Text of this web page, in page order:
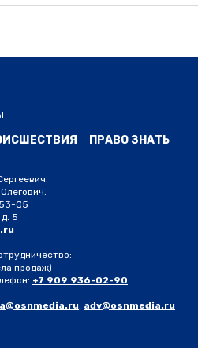
ПРАВО ЗНАТЬ
05
5
продаж)
+7 909 936-02-90
, adv@osnmedia.ru